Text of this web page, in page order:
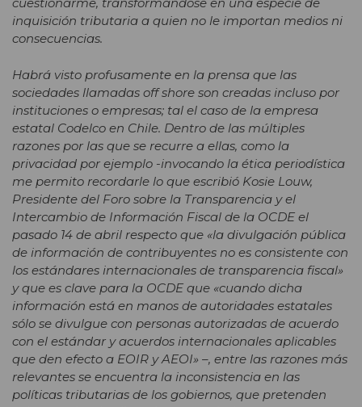
cuestionarme, transformándose en una especie de
inquisición tributaria a quien no le importan medios ni
consecuencias.
Habrá visto profusamente en la prensa que las
sociedades llamadas off shore son creadas incluso por
instituciones o empresas; tal el caso de la empresa
estatal Codelco en Chile. Dentro de las múltiples
razones por las que se recurre a ellas, como la
privacidad por ejemplo -invocando la ética periodística
me permito recordarle lo que escribió Kosie Louw,
Presidente del Foro sobre la Transparencia y el
Intercambio de Información Fiscal de la OCDE el
pasado 14 de abril respecto que «la divulgación pública
de información de contribuyentes no es consistente con
los estándares internacionales de transparencia fiscal»
y que es clave para la OCDE que «cuando dicha
información está en manos de autoridades estatales
sólo se divulgue con personas autorizadas de acuerdo
con el estándar y acuerdos internacionales aplicables
que den efecto a EOIR y AEOI» –, entre las razones más
relevantes se encuentra la inconsistencia en las
políticas tributarias de los gobiernos, que pretenden